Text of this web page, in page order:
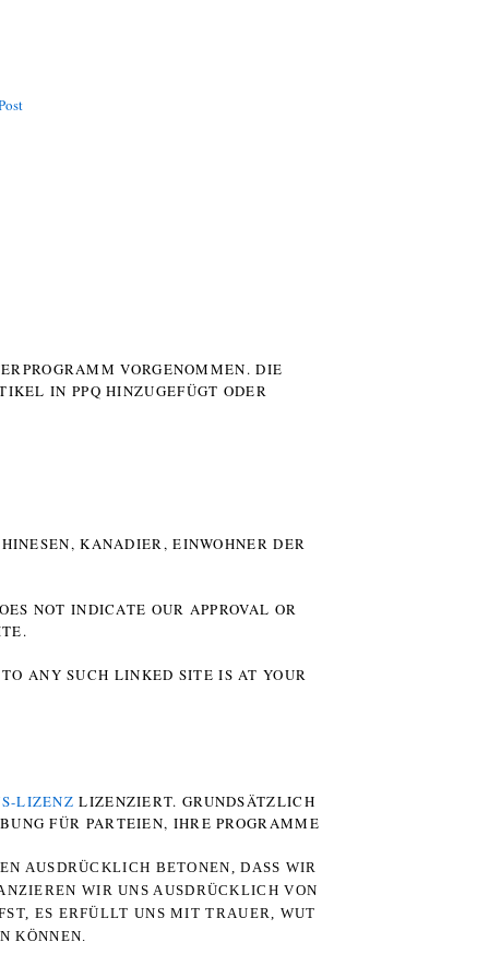
VORGENOMMEN. DIE
IN PPQ HINZUGEFÜGT ODER
KANADIER, EINWOHNER DER P
NOT INDICATE OUR APPROVAL OR
ANY SUCH LINKED SITE IS AT YOUR
LIZENZ LIZENZIERT. GRUNDSÄTZLICH
FÜR PARTEIEN, IHRE PROGRAMME
AUSDRÜCKLICH BETONEN, DASS WIR
WIR UNS AUSDRÜCKLICH VON
ES ERFÜLLT UNS MIT TRAUER, WUT
KÖNNEN.